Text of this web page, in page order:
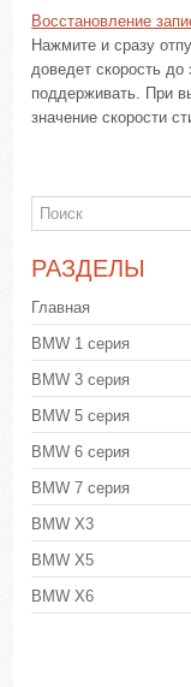
Восстановление
Нажмите и сразу
доведет скорость до
поддерживать. При
значение скорости
РАЗДЕЛЫ
Главная
BMW 1 серия
BMW 3 серия
BMW 5 серия
BMW 6 серия
BMW 7 серия
BMW X3
BMW X5
BMW X6